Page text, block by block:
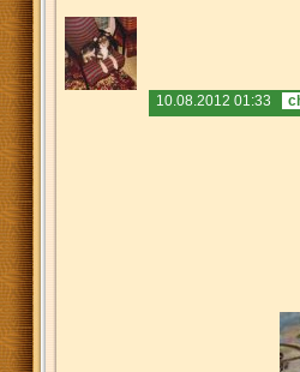
10.08.2012 01:33